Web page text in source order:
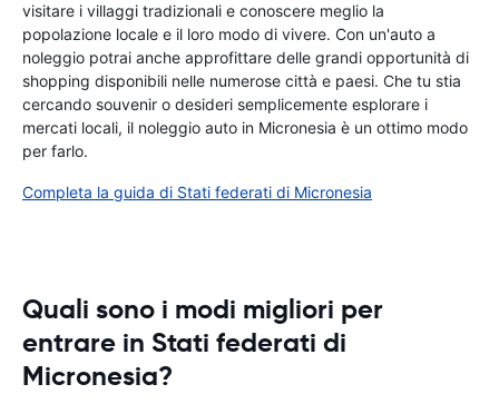
visitare i villaggi tradizionali e conoscere meglio la
popolazione locale e il loro modo di vivere. Con un'auto a
noleggio potrai anche approfittare delle grandi opportunità di
shopping disponibili nelle numerose città e paesi. Che tu stia
cercando souvenir o desideri semplicemente esplorare i
mercati locali, il noleggio auto in Micronesia è un ottimo modo
per farlo.
Completa la guida di Stati federati di Micronesia
Quali sono i modi migliori per
entrare in Stati federati di
Micronesia?